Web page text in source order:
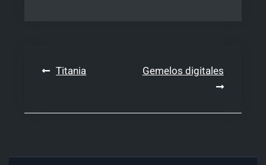
Navegación
entradas
Titania Gemelos digitales